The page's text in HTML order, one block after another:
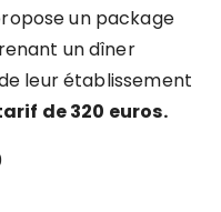
un package
un dîner
leur établissement
de 320 euros.